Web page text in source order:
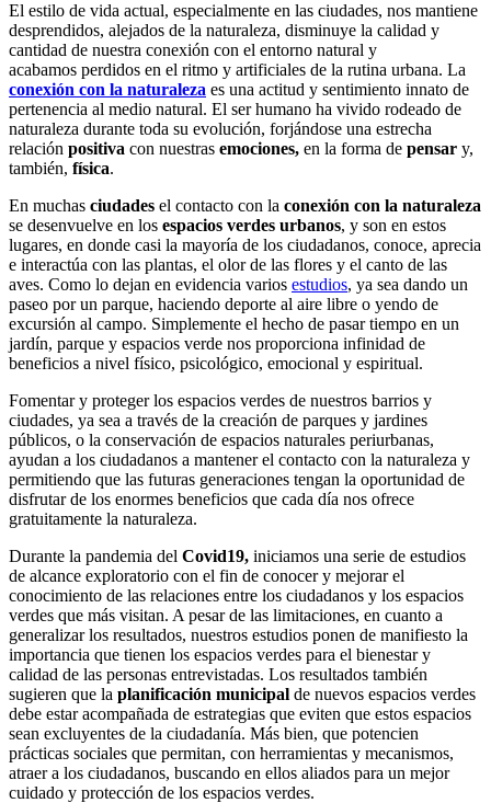
El estilo de vida actual, especialmente en las ciudades, nos mantiene
desprendidos, alejados de la naturaleza, disminuye la calidad y
cantidad de nuestra conexión con el entorno natural y
acabamos perdidos en el ritmo y artificiales de la rutina urbana. La
conexión con la naturaleza es una actitud y sentimiento innato de
pertenencia al medio natural. El ser humano ha vivido rodeado de
naturaleza durante toda su evolución, forjándose una estrecha
relación positiva con nuestras emociones, en la forma de pensar y,
también, física.
En muchas ciudades el contacto con la conexión con la naturaleza
se desenvuelve en los espacios verdes urbanos, y son en estos
lugares, en donde casi la mayoría de los ciudadanos, conoce, aprecia
e interactúa con las plantas, el olor de las flores y el canto de las
aves. Como lo dejan en evidencia varios estudios, ya sea dando un
paseo por un parque, haciendo deporte al aire libre o yendo de
excursión al campo. Simplemente el hecho de pasar tiempo en un
jardín, parque y espacios verde nos proporciona infinidad de
beneficios a nivel físico, psicológico, emocional y espiritual.
Fomentar y proteger los espacios verdes de nuestros barrios y
ciudades, ya sea a través de la creación de parques y jardines
públicos, o la conservación de espacios naturales periurbanas,
ayudan a los ciudadanos a mantener el contacto con la naturaleza y
permitiendo que las futuras generaciones tengan la oportunidad de
disfrutar de los enormes beneficios que cada día nos ofrece
gratuitamente la naturaleza.
Durante la pandemia del Covid19, iniciamos una serie de estudios
de alcance exploratorio con el fin de conocer y mejorar el
conocimiento de las relaciones entre los ciudadanos y los espacios
verdes que más visitan. A pesar de las limitaciones, en cuanto a
generalizar los resultados, nuestros estudios ponen de manifiesto la
importancia que tienen los espacios verdes para el bienestar y
calidad de las personas entrevistadas. Los resultados también
sugieren que la planificación municipal de nuevos espacios verdes
debe estar acompañada de estrategias que eviten que estos espacios
sean excluyentes de la ciudadanía. Más bien, que potencien
prácticas sociales que permitan, con herramientas y mecanismos,
atraer a los ciudadanos, buscando en ellos aliados para un mejor
cuidado y protección de los espacios verdes.